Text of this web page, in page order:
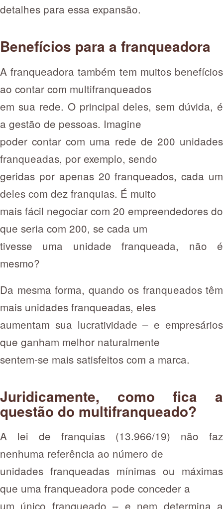
detalhes para essa expansão.
Benefícios para a franqueadora
A franqueadora também tem muitos benefícios
ao contar com multifranqueados
em sua rede. O principal deles, sem dúvida, é
a gestão de pessoas. Imagine
poder contar com uma rede de 200 unidades
franqueadas, por exemplo, sendo
geridas por apenas 20 franqueados, cada um
deles com dez franquias. É muito
mais fácil negociar com 20 empreendedores do
que seria com 200, se cada um
tivesse uma unidade franqueada, não é
mesmo?
Da mesma forma, quando os franqueados têm
mais unidades franqueadas, eles
aumentam sua lucratividade – e empresários
que ganham melhor naturalmente
sentem-se mais satisfeitos com a marca.
Juridicamente, como fica a
questão do multifranqueado?
A lei de franquias (13.966/19) não faz
nenhuma referência ao número de
unidades franqueadas mínimas ou máximas
que uma franqueadora pode conceder a
um único franqueado – e nem determina a